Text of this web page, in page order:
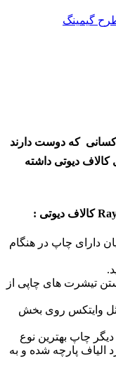
گیمینگ
دیوتی داشته
:
دارای چاپ در هنگام
تیشرت های چاپی از
وایتکس روی بخش
چاپ بهترین نوع
پارچه شده و به